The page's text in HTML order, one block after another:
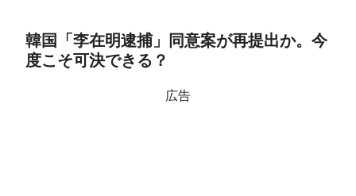
韓国「李在明逮捕」同意案が再提出か。今
度こそ可決できる？
広告